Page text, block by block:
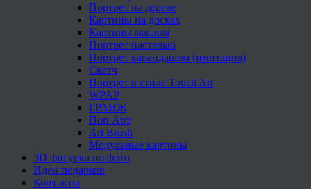
Портрет на дереве
Картины на досках
Картины маслом
Портрет пастелью
Портрет карандашом (имитация)
Скетч
Портрет в стиле Touch Art
WPAP
ГРАНЖ
Поп Арт
Art Brush
Модульные картины
3D фигурка по фото
Идеи подарков
Контакты